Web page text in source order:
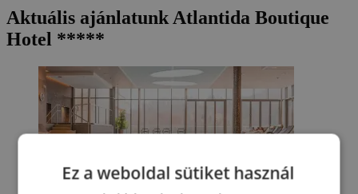
Aktuális ajánlatunk Atlantida Boutique
Hotel *****
Ez a weboldal sütiket használ